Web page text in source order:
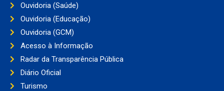
Ouvidoria (Saúde)
Ouvidoria (Educação)
Ouvidoria (GCM)
Acesso à Informação
Radar da Transparência Pública
Diário Oficial
Turismo